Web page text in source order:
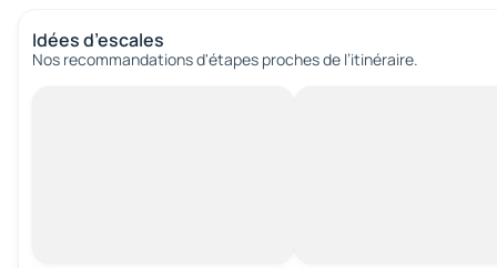
Idées d’escales
Nos recommandations d'étapes proches de l’itinéraire.